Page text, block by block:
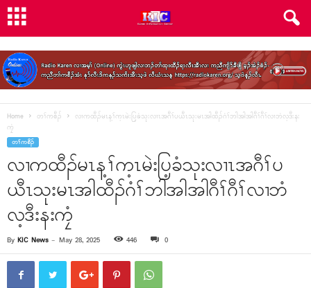
Home တၢ်ကစီၣ်
လၢကထီၣ်မၤန့ၢ်က့ၤမဲးပြ့ခံသုးလၢၤအဂီၢ်ပယီၤသုးမၤအါထီၣ်ဂံၢ်ဘါအါအါဂီၢ်ဂီၢ်လၢဘံလ့ဒီးနး
ကၠံ
တၢ်ကစီၣ်
လၢကထီၣ်မၤန့ၢ်က့ၤမဲးပြ့ခံသုးလၢၤအဂီၢ်ပ
ယီၤသုးမၤအါထီၣ်ဂံၢ်ဘါအါအါဂီၢ်ဂီၢ်လၢဘံ
လ့ဒီးနးကၠံ
By KIC News - May 28, 2025 446 0